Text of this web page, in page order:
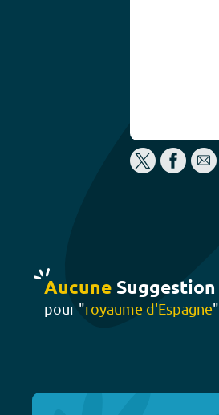
Aucune Suggestion
pour "royaume d'Espagne"